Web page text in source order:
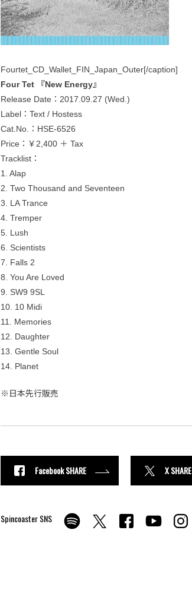
Fourtet_CD_Wallet_FIN_Japan_Outer[/caption]
Four Tet 『New Energy』
Release Date：2017.09.27 (Wed.)
Label：Text / Hostess
Cat.No.：HSE-6526
Price：￥2,400 ＋ Tax
Tracklist：
1. Alap
2. Two Thousand and Seventeen
3. LA Trance
4. Tremper
5. Lush
6. Scientists
7. Falls 2
8. You Are Loved
9. SW9 9SL
10. 10 Midi
11. Memories
12. Daughter
13. Gentle Soul
14. Planet
※日本先行販売
Facebook SHARE X SHARE
Spincoaster SNS